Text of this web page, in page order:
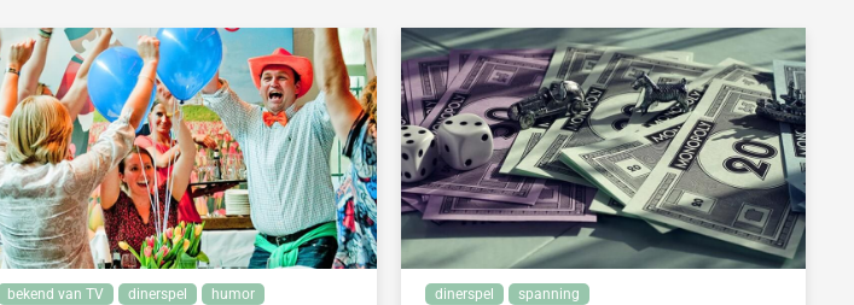
bekend van TV dinerspel humor dinerspel spanning